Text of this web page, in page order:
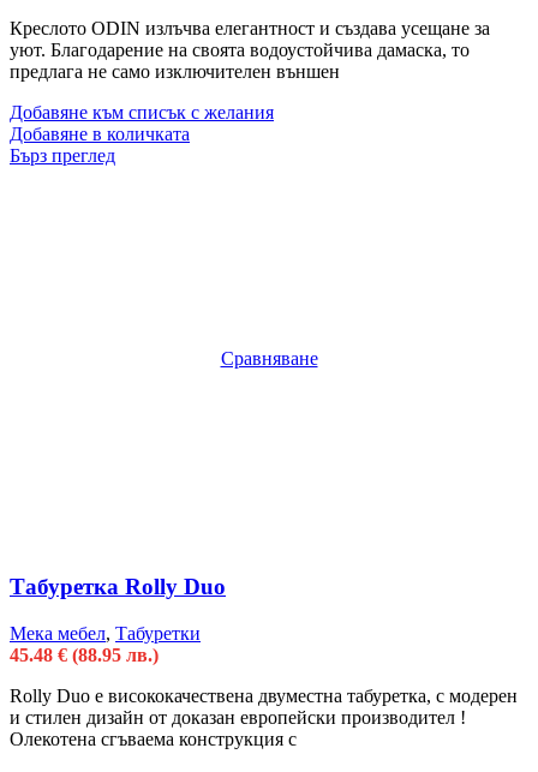
Креслото ODIN излъчва елегантност и създава усещане за
уют. Благодарение на своята водоустойчива дамаска, то
предлага не само изключителен външен
Добавяне към списък с желания
Добавяне в количката
Бърз преглед
Сравняване
Табуретка Rolly Duo
Мека мебел, Табуретки
45.48 € (88.95 лв.)
Rolly Duo e висококачественa двуместна табуретка, с модерен
и стилен дизайн от доказан европейски производител !
Олекотена сгъваема конструкция с